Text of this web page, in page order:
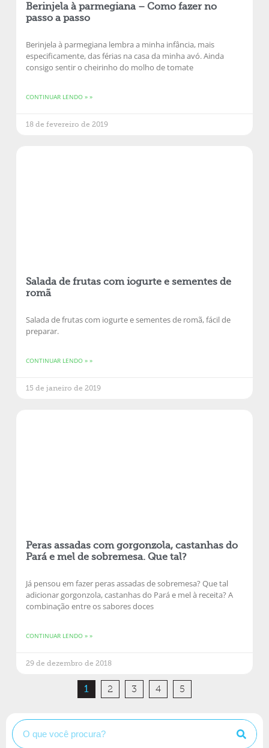
Berinjela à parmegiana – Como fazer no
passo a passo
Berinjela à parmegiana lembra a minha infância, mais
especificamente, das férias na casa da minha avó. Ainda
consigo sentir o cheirinho do molho de tomate
CONTINUAR LENDO » »
18 de fevereiro de 2019
Salada de frutas com iogurte e sementes de
romã
Salada de frutas com iogurte e sementes de romã, fácil de
preparar.
CONTINUAR LENDO » »
15 de janeiro de 2019
Peras assadas com gorgonzola, castanhas do
Pará e mel de sobremesa. Que tal?
Já pensou em fazer peras assadas de sobremesa? Que tal
adicionar gorgonzola, castanhas do Pará e mel à receita? A
combinação entre os sabores doces
CONTINUAR LENDO » »
29 de dezembro de 2018
1 2 3 4 5